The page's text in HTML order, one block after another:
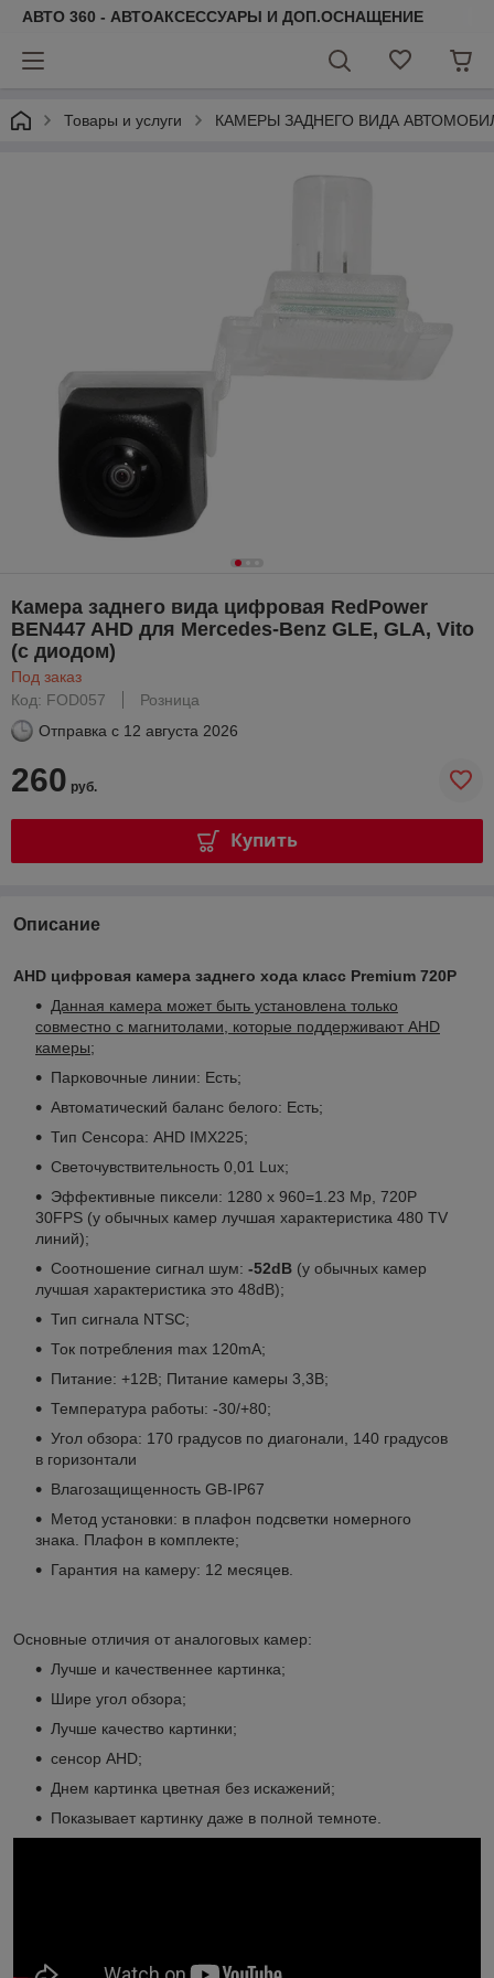
АВТО 360 - АВТОАКСЕССУАРЫ И ДОП.ОСНАЩЕНИЕ
Товары и услуги КАМЕРЫ ЗАДНЕГО ВИДА
Камера заднего вида цифровая RedPower
BEN447 AHD для Mercedes-Benz GLE, GLA, Vito
(с диодом)
Под заказ
Код: FOD057
Розница
Отправка с 12 августа 2026
260 руб.
Купить
Описание
AHD цифровая камера заднего хода класс Premium 720P
Данная камера может быть установлена только
совместно с магнитолами, которые поддерживают AHD
камеры;
Парковочные линии: Есть;
Автоматический баланс белого: Есть;
Тип Сенсора: AHD IMX225;
Светочувствительность 0,01 Lux;
Эффективные пиксели: 1280 x 960=1.23 Mp, 720P
30FPS (у обычных камер лучшая характеристика 480 TV
линий);
Соотношение сигнал шум: -52dB (у обычных камер
лучшая характеристика это 48dB);
Тип сигнала NTSC;
Ток потребления max 120mA;
Питание: +12В; Питание камеры 3,3В;
Температура работы: -30/+80;
Угол обзора: 170 градусов по диагонали, 140 градусов
в горизонтали
Влагозащищенность GB-IP67
Метод установки: в плафон подсветки номерного
знака. Плафон в комплекте;
Гарантия на камеру: 12 месяцев.
Основные отличия от аналоговых камер:
Лучше и качественнее картинка;
Шире угол обзора;
Лучше качество картинки;
сенсор AHD;
Днем картинка цветная без искажений;
Показывает картинку даже в полной темноте.